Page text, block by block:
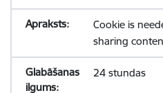
Cookie is
sharing
24 stundas